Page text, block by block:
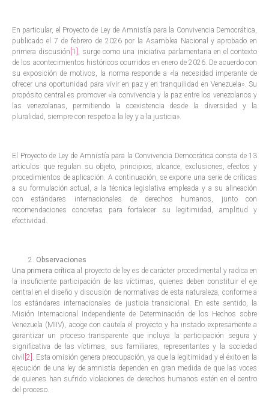
En particular, el Proyecto de Ley de Amnistía para la Convivencia Democrática,
publicado el 7 de febrero de 2026 por la Asamblea Nacional y aprobado en
primera discusión [1] , surge como una iniciativa parlamentaria en el contexto
de los acontecimientos históricos ocurridos en enero de 2026. De acuerdo con
su exposición de motivos, la norma responde a «la necesidad imperante de
ofrecer una oportunidad para vivir en paz y en tranquilidad en Venezuela». Su
propósito central es promover «la convivencia y la paz entre los venezolanos y
las venezolanas, permitiendo la coexistencia desde la diversidad y la
pluralidad, siempre con respeto a la ley y a la justicia».
El Proyecto de Ley de Amnistía para la Convivencia Democrática consta de 13
artículos que regulan su objeto, principios, alcance, exclusiones, efectos y
procedimientos de aplicación. A continuación, se expone una serie de críticas
a su formulación actual, a la técnica legislativa empleada y a su alineación
con estándares internacionales de derechos humanos, junto con
recomendaciones concretas para fortalecer su legitimidad, amplitud y
efectividad.
Observaciones
Una primera crítica al proyecto de ley es de carácter procedimental y radica en
la insuficiente participación de las víctimas, quienes deben constituir el eje
central en el diseño y discusión de normativas de esta naturaleza, conforme a
los estándares internacionales de justicia transicional. En este sentido, la
Misión Internacional Independiente de Determinación de los Hechos sobre
Venezuela (MIIV), acoge con cautela el proyecto y ha instado expresamente a
garantizar un proceso transparente que incluya la participación segura y
significativa de las víctimas, sus familiares, representantes y la sociedad
civil [2]
. Esta omisión genera preocupación, ya que la legitimidad y el éxito en la
ejecución de una ley de amnistía dependen en gran medida de que las voces
de quienes han sufrido violaciones de derechos humanos estén en el centro
del proceso.